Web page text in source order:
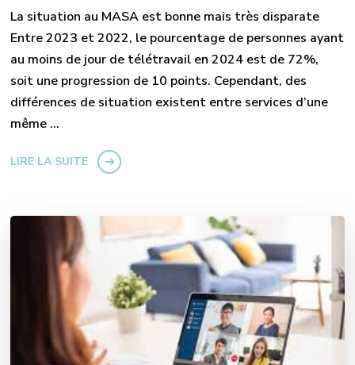
La situation au MASA est bonne mais très disparate
Entre 2023 et 2022, le pourcentage de personnes ayant
au moins de jour de télétravail en 2024 est de 72%,
soit une progression de 10 points. Cependant, des
différences de situation existent entre services d’une
même …
LIRE LA SUITE